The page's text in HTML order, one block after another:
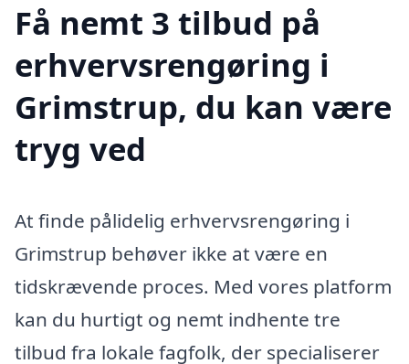
Få nemt 3 tilbud på
erhvervsrengøring i
Grimstrup, du kan være
tryg ved
At finde pålidelig erhvervsrengøring i
Grimstrup behøver ikke at være en
tidskrævende proces. Med vores platform
kan du hurtigt og nemt indhente tre
tilbud fra lokale fagfolk, der specialiserer